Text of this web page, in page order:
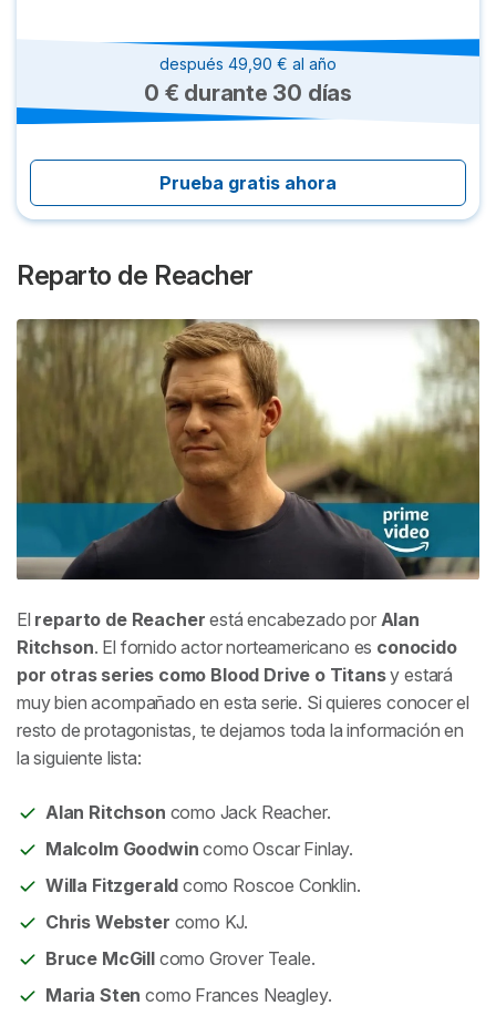
después 49,90 € al año
0 € durante 30 días
Prueba gratis ahora
Reparto de Reacher
El reparto de Reacher está encabezado por Alan
Ritchson. El fornido actor norteamericano es conocido
por otras series como Blood Drive o Titansy estará
muy bien acompañado en esta serie. Si quieres conocer el
resto de protagonistas, te dejamos toda la información en
la siguiente lista:
Alan Ritchson como Jack Reacher.
Malcolm Goodwin como Oscar Finlay.
Willa Fitzgerald como Roscoe Conklin.
Chris Webster como KJ.
Bruce McGillcomo Grover Teale.
Maria Sten como Frances Neagley.